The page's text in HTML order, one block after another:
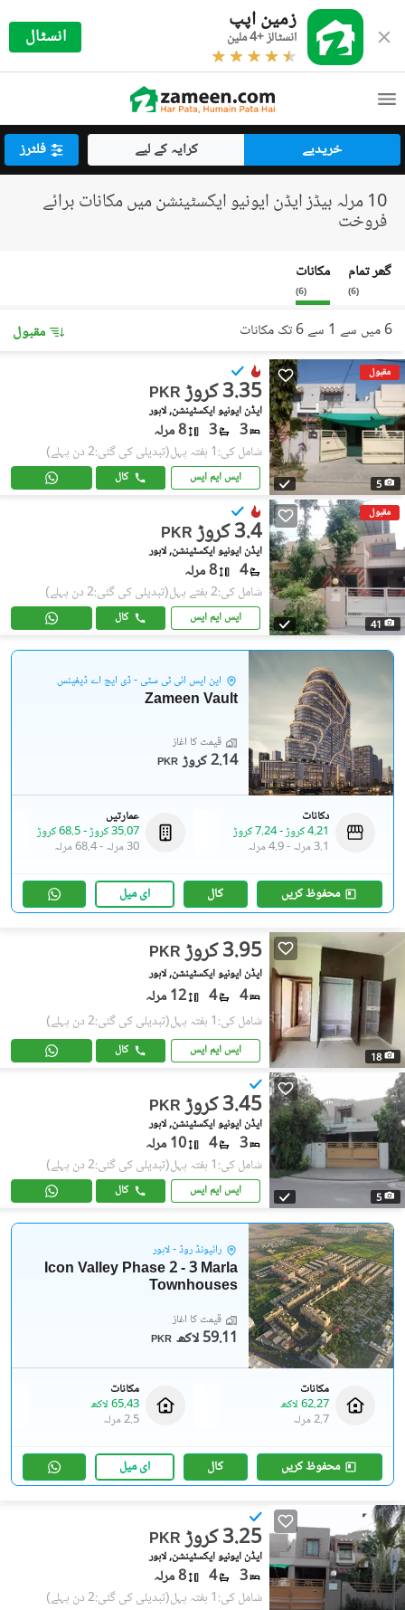
زمین اپپ
انسٹالز +4 ملین انسٹال
خریدیے کرایہ کے لیے فلٹرز
10 مرلہ بیڈز ایڈن ایونیو ایکسٹینشن میں مکانات برائے
فروخت
گھر تمام
(
6
)
مکانات
(
6
)
6 میں سے 1 سے 6 تک مکانات مقبول
مقبول
5
PKR 3.35 کروڑ
ایڈن ایونیو ایکسٹینشن, لاہور
3
3 8 مرلہ
شامل کی:1 ہفتہ پہل (تبدیلی کی گئی:2 دن پہلے)
ایس ایم ایس کال
مقبول
41
PKR 3.4 کروڑ
ایڈن ایونیو ایکسٹینشن, لاہور
4 8 مرلہ
شامل کی:2 ہفتے پہل (تبدیلی کی گئی:2 دن پہلے)
ایس ایم ایس کال
این ایس آئی ٹی سٹی - ڈی ایچ اے ڈیفینس
Zameen Vault
قیمت کا آغاز
PKR 2.14 کروڑ
دکانات
4.21 کروڑ
-7.24 کروڑ
3.1 مرلہ
-4.9 مرلہ
عمارتیں
35.07 کروڑ
-68.5 کروڑ
30 مرلہ
-68.4 مرلہ
محفوظ کریں کال ای میل
18
PKR 3.95 کروڑ
ایڈن ایونیو ایکسٹینشن, لاہور
4
4 12 مرلہ
شامل کی:1 ہفتہ پہل (تبدیلی کی گئی:2 دن پہلے)
ایس ایم ایس کال
5
PKR 3.45 کروڑ
ایڈن ایونیو ایکسٹینشن, لاہور
3
4 10 مرلہ
شامل کی:1 ہفتہ پہل (تبدیلی کی گئی:2 دن پہلے)
ایس ایم ایس کال
رائیونڈ روڈ - لاہور
Icon Valley Phase 2 - 3 Marla
Townhouses
قیمت کا آغاز
PKR 59.11 لاکھ
مکانات
62.27 لاکھ
2.7 مرلہ
مکانات
65.43 لاکھ
2.5 مرلہ
محفوظ کریں کال ای میل
PKR 3.25 کروڑ
ایڈن ایونیو ایکسٹینشن, لاہور
3
4 8 مرلہ
شامل کی:1 ہفتہ پہل (تبدیلی کی گئی:2 دن پہلے)